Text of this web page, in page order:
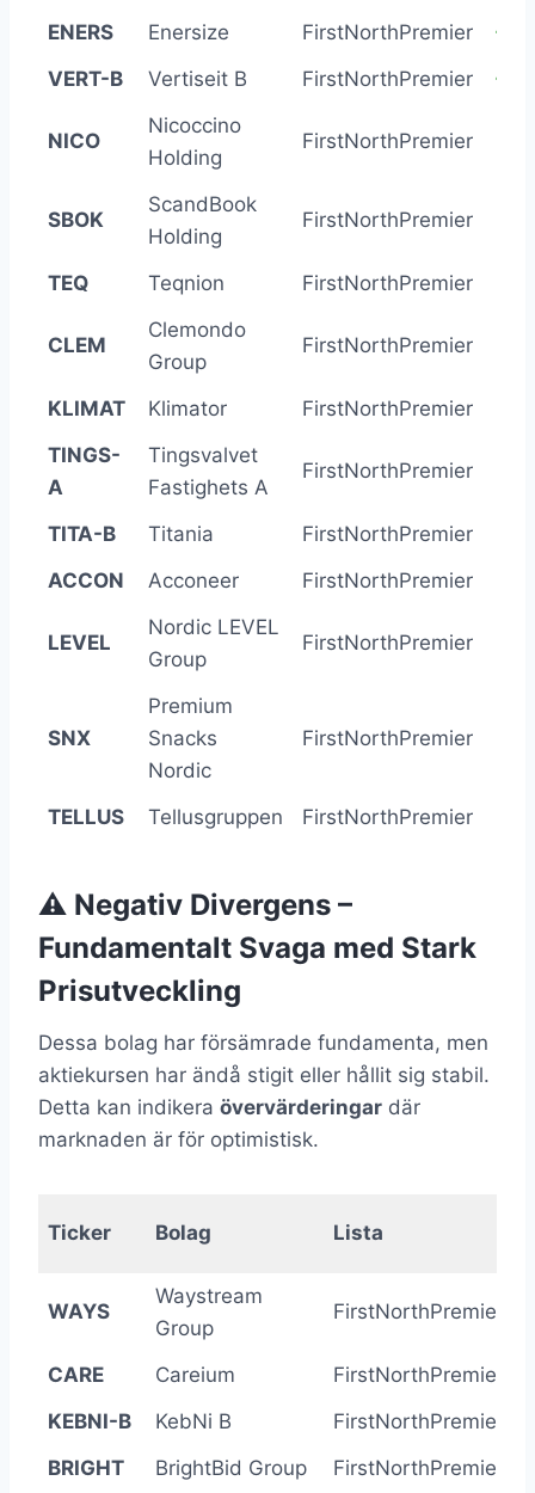
ENERS
Enersize FirstNorthPremier
VERT-B
Vertiseit B FirstNorthPremier
NICO
Nicoccino
Holding
FirstNorthPremier
SBOK
ScandBook
Holding
FirstNorthPremier
TEQ Teqnion FirstNorthPremier
CLEM
Clemondo
Group
FirstNorthPremier
KLIMAT Klimator FirstNorthPremier
TINGS-
A
Tingsvalvet
Fastighets A
FirstNorthPremier
TITA-B Titania FirstNorthPremier
ACCON
Acconeer FirstNorthPremier
LEVEL
Nordic LEVEL
Group
FirstNorthPremier
SNX
Premium
Snacks
Nordic
FirstNorthPremier
TELLUS Tellusgruppen FirstNorthPremier
⚠️ Negativ Divergens –
Fundamentalt Svaga med Stark
Prisutveckling
Dessa bolag har försämrade fundamenta, men
aktiekursen har ändå stigit eller hållit sig stabil.
Detta kan indikera övervärderingar där
marknaden är för optimistisk.
Ticker Bolag Lista
WAYS
Waystream
Group
FirstNorthPremier
CARE Careium FirstNorthPremier
KEBNI-B
KebNi B FirstNorthPremier
BRIGHT
BrightBid Group FirstNorthPremier